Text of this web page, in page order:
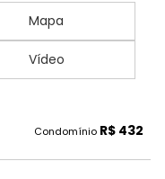
Mapa
Vídeo
Condomínio R$ 432